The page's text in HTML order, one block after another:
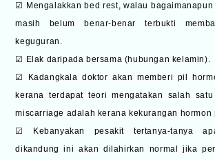
☑ Mengalakkan bed rest, walau
masih belum benar-benar terbukti
keguguran.
☑ Elak daripada bersama (hubungan kelamin).
☑ Kadangkala doktor akan memberi pil
kerana terdapat teori mengatakan salah
miscarriage adalah kerana kekurangan hormon
☑ Kebanyakan pesakit tertanya-tanya
dikandung ini akan dilahirkan normal jika